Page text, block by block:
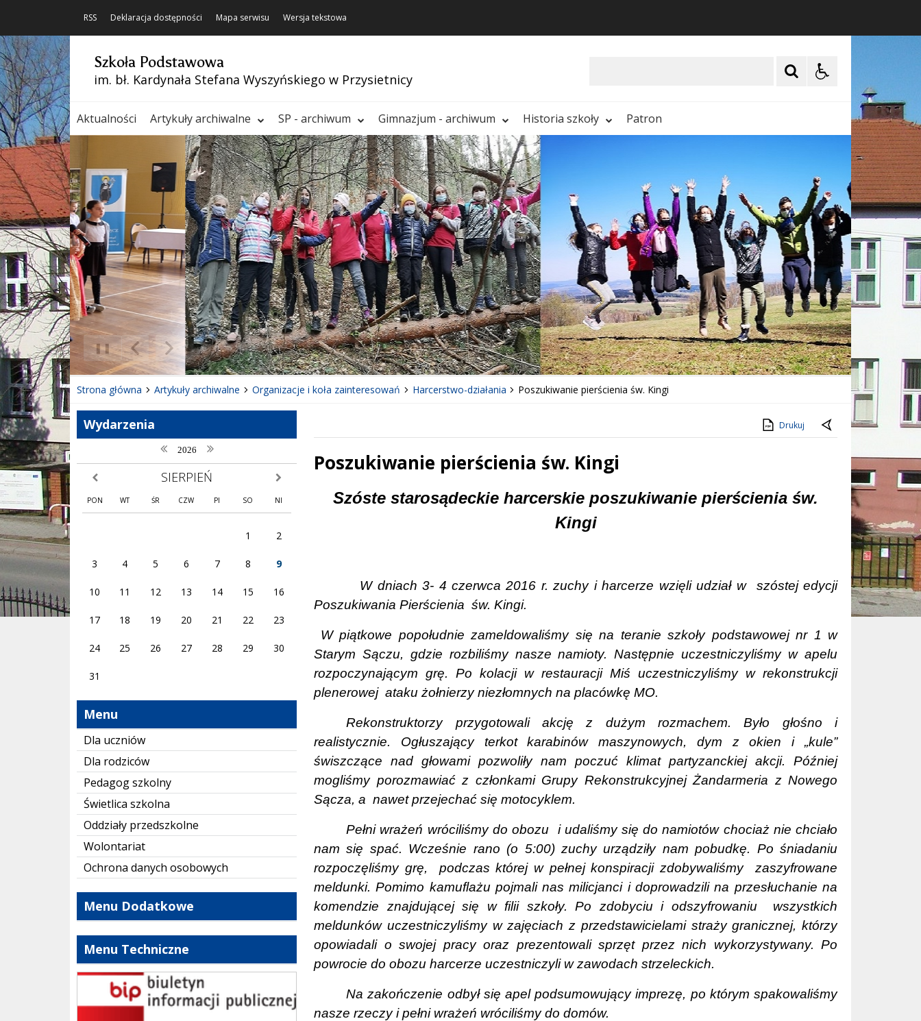
RSS Deklaracja dostępności Mapa serwisu Wersja tekstowa
Szkoła Podstawowa
im. bł. Kardynała Stefana Wyszyńskiego w Przysietnicy
Aktualności Artykuły archiwalne SP - archiwum Gimnazjum - archiwum Historia szkoły Patron
Poprzedni Element
Następny Element
❚❚
Strona główna Artykuły archiwalne Organizacje i koła zainteresowań Harcerstwo-działania Poszukiwanie pierścienia św. Kingi
Wydarzenia
poprzedni rok
2026 następny rok
poprzedni miesiąc SIERPIEŃ następny miesiąc
PON WT ŚR CZW PI SO NI
1 2
3 4 5 6 7 8 9
10 11 12 13 14 15 16
17 18 19 20 21 22 23
24 25 26 27 28 29 30
31
Menu
Dla uczniów
Dla rodziców
Pedagog szkolny
Świetlica szkolna
Oddziały przedszkolne
Wolontariat
Ochrona danych osobowych
Menu Dodatkowe
Menu Techniczne
bip szkoły
Drukuj
Poszukiwanie pierścienia św. Kingi
Treść
Szóste starosądeckie harcerskie poszukiwanie pierścienia św.
Kingi
W dniach 3- 4 czerwca 2016 r. zuchy i harcerze wzięli udział w
szóstej edycji
Poszukiwania Pierścienia św. Kingi.
W piątkowe popołudnie zameldowaliśmy się na teranie szkoły podstawowej nr 1 w
Starym Sączu, gdzie rozbiliśmy nasze namioty. Następnie uczestniczyliśmy w apelu
rozpoczynającym grę. Po kolacji w restauracji Miś uczestniczyliśmy w rekonstrukcji
plenerowej ataku żołnierzy niezłomnych na placówkę MO.
Rekonstruktorzy przygotowali akcję z dużym rozmachem. Było głośno i
realistycznie. Ogłuszający terkot karabinów maszynowych, dym z okien i „kule”
świszczące nad głowami pozwoliły nam poczuć klimat partyzanckiej akcji. Później
mogliśmy porozmawiać z członkami Grupy Rekonstrukcyjnej Żandarmeria z Nowego
Sącza, a nawet przejechać się motocyklem.
Pełni wrażeń wróciliśmy do obozu
i udaliśmy się do namiotów chociaż nie chciało
nam się spać. Wcześnie rano (o 5:00) zuchy urządziły nam pobudkę. Po śniadaniu
rozpoczęliśmy grę,
podczas której w pełnej konspiracji zdobywaliśmy
zaszyfrowane
meldunki. Pomimo kamuflażu pojmali nas milicjanci i doprowadzili na przesłuchanie na
komendzie znajdującej się w filii szkoły. Po zdobyciu i odszyfrowaniu
wszystkich
meldunków uczestniczyliśmy w zajęciach z przedstawicielami straży granicznej, którzy
opowiadali o swojej pracy oraz prezentowali sprzęt przez nich wykorzystywany. Po
powrocie do obozu harcerze uczestniczyli w zawodach strzeleckich.
Na zakończenie odbył się apel podsumowujący imprezę, po którym spakowaliśmy
nasze rzeczy i pełni wrażeń wróciliśmy do domów.